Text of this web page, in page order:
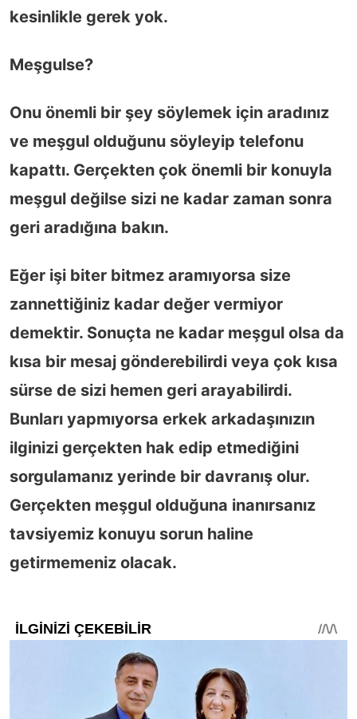
kesinlikle gerek yok.
Meşgulse?
Onu önemli bir şey söylemek için aradınız
ve meşgul olduğunu söyleyip telefonu
kapattı. Gerçekten çok önemli bir konuyla
meşgul değilse sizi ne kadar zaman sonra
geri aradığına bakın.
Eğer işi biter bitmez aramıyorsa size
zannettiğiniz kadar değer vermiyor
demektir. Sonuçta ne kadar meşgul olsa da
kısa bir mesaj gönderebilirdi veya çok kısa
sürse de sizi hemen geri arayabilirdi.
Bunları yapmıyorsa erkek arkadaşınızın
ilginizi gerçekten hak edip etmediğini
sorgulamanız yerinde bir davranış olur.
Gerçekten meşgul olduğuna inanırsanız
tavsiyemiz konuyu sorun haline
getirmemeniz olacak.